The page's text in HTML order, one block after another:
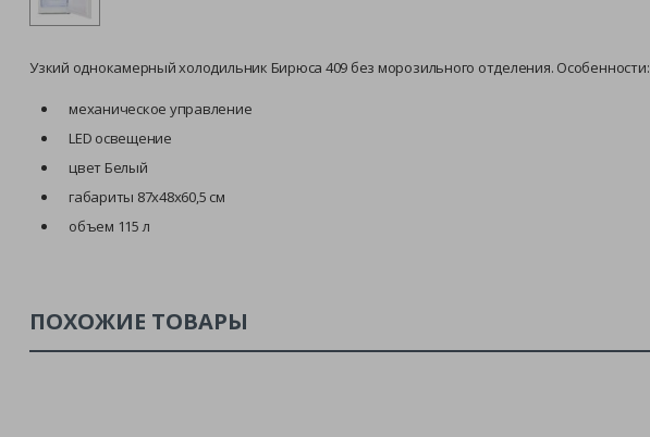
Узкий однокамерный холодильник Бирюса 409 без морозильного отделения. Особенности:
механическое управление
LED освещение
цвет Белый
габариты 87x48x60,5 см
объем 115 л
ПОХОЖИЕ ТОВАРЫ